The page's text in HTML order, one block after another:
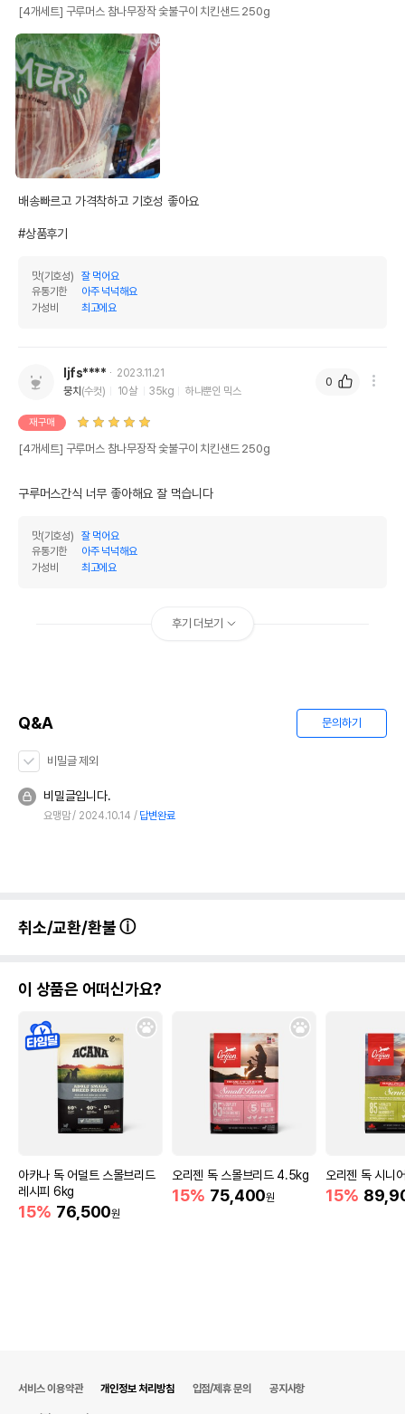
[4개세트] 구루머스 참나무장작 숯불구이 치킨샌드 250g
배송빠르고 가격착하고 기호성 좋아요
#상품후기
맛(기호성)
잘 먹어요
유통기한
아주 넉넉해요
가성비
최고에요
ljfs****
2023.11.21
뭉치(수컷) 10살 35kg 하나뿐인 믹스
재구매
[4개세트] 구루머스 참나무장작 숯불구이 치킨샌드 250g
구루머스간식 너무 좋아해요 잘 먹습니다
맛(기호성)
잘 먹어요
유통기한
아주 넉넉해요
가성비
최고에요
0
후기 더보기
Q&A 문의하기
비밀글 제외
비밀글입니다.
요맹맘 2024.10.14 답변완료
취소/교환/환불
이 상품은 어떠신가요?
아카나 독 어덜트 스몰브리드
레시피 6kg
15% 76,500원
오리젠 독 스몰브리드 4.5kg
15% 75,400원
오리젠 독 시니
15%
서비스 이용약관 개인정보 처리방침 입점/제휴 문의 공지사항